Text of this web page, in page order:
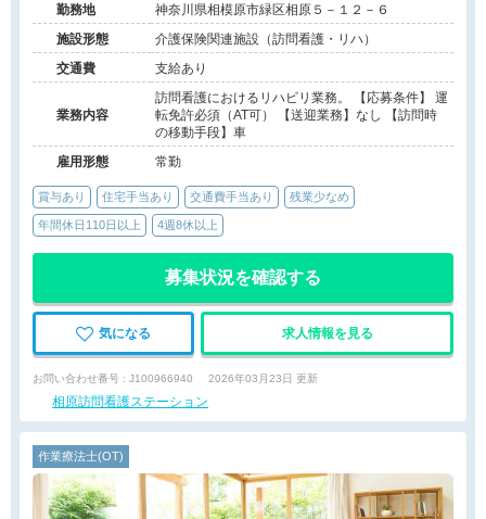
勤務地
神奈川県相模原市緑区相原５－１２－６
施設形態
介護保険関連施設（訪問看護・リハ）
交通費
支給あり
業務内容
訪問看護におけるリハビリ業務。 【応募条件】 運
転免許必須（AT可） 【送迎業務】なし 【訪問時
の移動手段】車
雇用形態
常勤
賞与あり 住宅手当あり 交通費手当あり 残業少なめ
年間休日110日以上 4週8休以上
募集状況を確認する
気になる 求人情報を見る
お問い合わせ番号 : J100966940 2026年03月23日 更新
相原訪問看護ステーション
作業療法士(OT)